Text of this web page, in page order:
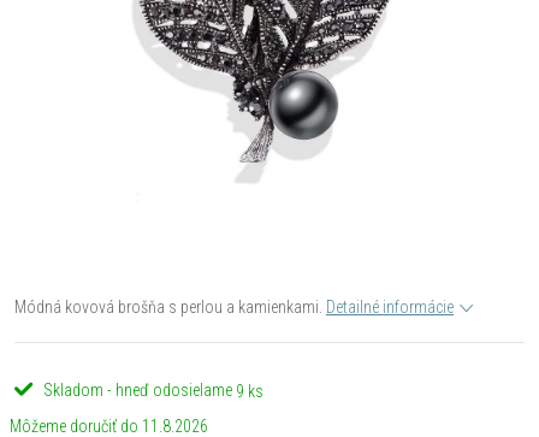
Módná kovová brošňa s perlou a kamienkami. Detailné informácie
Skladom - hneď odosielame 9 ks
11.8.2026